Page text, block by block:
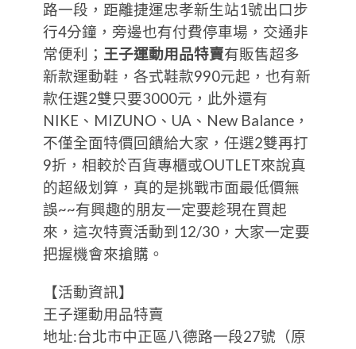
路一段，距離捷運忠孝新生站1號出口步
行4分鐘，旁邊也有付費停車場，交通非
常便利； 王子運動用品特賣有販售超多
新款運動鞋，各式鞋款990元起，也有新
款任選2雙只要3000元，此外還有
NIKE、MIZUNO、UA、New Balance，
不僅全面特價回饋給大家，任選2雙再打
9折，相較於百貨專櫃或OUTLET來說真
的超級划算，真的是挑戰市面最低價無
誤~~有興趣的朋友一定要趁現在買起
來，這次特賣活動到12/30，大家一定要
把握機會來搶購。
【活動資訊】
王子運動用品特賣
地址:台北市中正區八德路一段27號（原